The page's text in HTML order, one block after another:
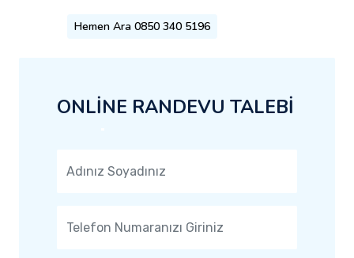
Hemen Ara 0850 340 5196
ONLİNE RANDEVU TALEBİ